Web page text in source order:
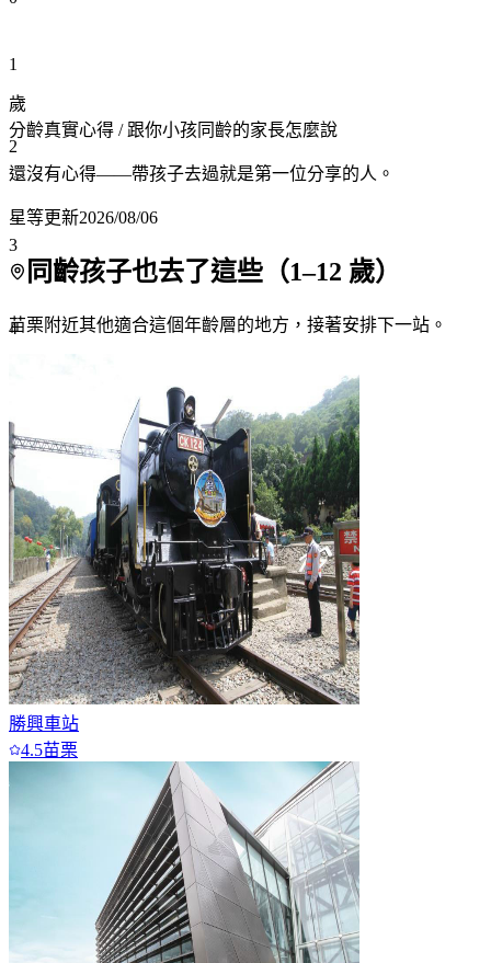
1
2
3
4
6
7+
歲
分齡真實心得 / 跟你小孩同齡的家長怎麼說
還沒有心得——帶孩子去過就是第一位分享的人。
星等更新2026/08/06
同齡孩子也去了這些（1–12 歲）
苗栗附近其他適合這個年齡層的地方，接著安排下一站。
勝興車站
4.5苗栗